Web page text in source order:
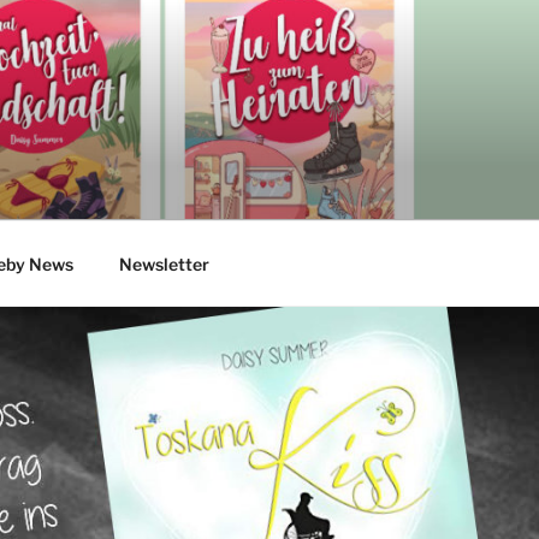
News Newsletter